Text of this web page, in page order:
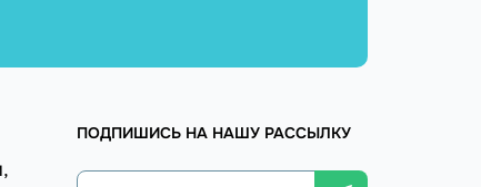
ПОДПИШИСЬ НА НАШУ РАССЫЛКУ